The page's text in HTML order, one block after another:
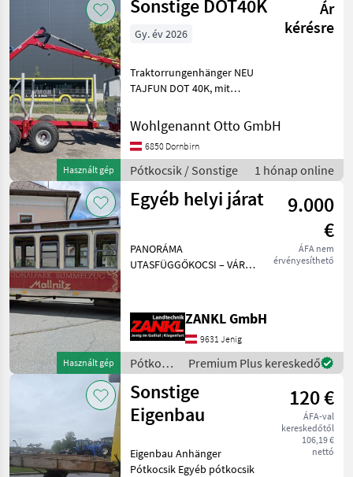
Használt gép
Sonstige DOT40K
Ár
kérésre
Gy. év 2026
Traktorrungenhänger NEU
TAJFUN DOT 40K, mit
Holzgreifer, Heck
ausziehbar; Pótkocsik
Egyéb pótkocsik
Wohlgenannt Otto GmbH
6850 Dornbirn
Pótkocsik / Sonstige 1 hónap online
Használt gép
Egyéb helyi járat
9.000
€
ÁFA nem
érvényesíthető
PANORÁMA
UTASFÜGGŐKOCSI – VÁROSI
kéttengelyes
utasfüggőkocsi - kb. 40
ülőhely - A belső kialakítás
villamosra emlékeztet
ZANKL GmbH
9631 Jenig
Pótkocsik
/
Sonstige
Premium Plus kereskedő
Sonstige
Eigenbau
120 €
ÁFA-val
kereskedőtől
106,19 €
nettó
Eigenbau Anhänger
Pótkocsik Egyéb pótkocsik